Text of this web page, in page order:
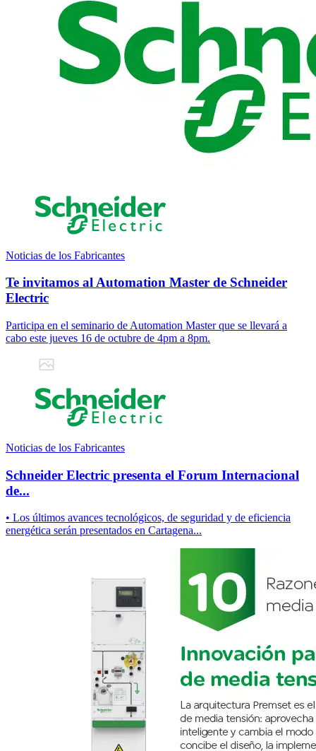
Noticias de los Fabricantes
Te invitamos al Automation Master de Schneider
Electric
Participa en el seminario de Automation Master que se llevará a
cabo este jueves 16 de octubre de 4pm a 8pm.
Noticias de los Fabricantes
Schneider Electric presenta el Forum Internacional
de...
• Los últimos avances tecnológicos, de seguridad y de eficiencia
energética serán presentados en Cartagena...